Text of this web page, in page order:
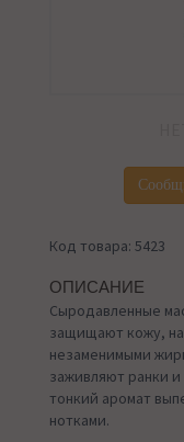
Код товара: 5423
ОПИСАНИЕ
Сыродавленные
защищают кожу,
незаменимыми
заживляют ранки
тонкий аромат
нотками.